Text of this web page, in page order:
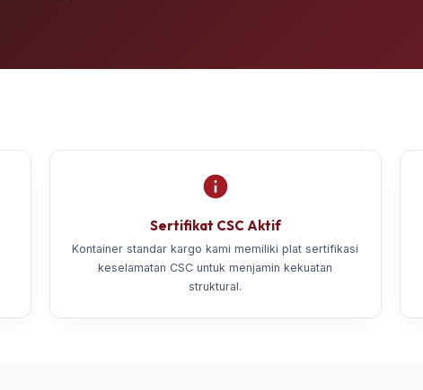
Sertifikat CSC Aktif
Kontainer standar kargo kami memiliki plat sertifikasi
keselamatan CSC untuk menjamin kekuatan
struktural.